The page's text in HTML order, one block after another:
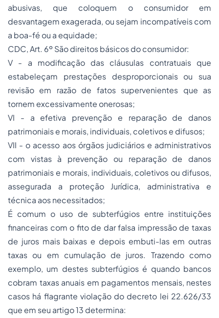
abusivas, que coloquem o consumidor em
desvantagem exagerada, ou sejam incompatíveis com
a boa-fé ou a equidade;
CDC, Art. 6º São direitos básicos do consumidor:
V - a modificação das cláusulas contratuais que
estabeleçam prestações desproporcionais ou sua
revisão em razão de fatos supervenientes que as
tornem excessivamente onerosas;
VI - a efetiva prevenção e reparação de danos
patrimoniais e morais, individuais, coletivos e difusos;
VII - o acesso aos órgãos judiciários e administrativos
com vistas à prevenção ou reparação de danos
patrimoniais e morais, individuais, coletivos ou difusos,
assegurada a proteção Jurídica, administrativa e
técnica aos necessitados;
É comum o uso de subterfúgios entre instituições
financeiras com o fito de dar falsa impressão de taxas
de juros mais baixas e depois embuti-las em outras
taxas ou em cumulação de juros. Trazendo como
exemplo, um destes subterfúgios é quando bancos
cobram taxas anuais em pagamentos mensais, nestes
casos há flagrante violação do decreto lei 22.626/33
que em seu artigo 13 determina: